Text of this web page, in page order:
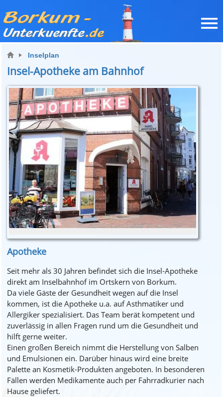
Inselplan
Insel-Apotheke am Bahnhof
Apotheke
Seit mehr als 30 Jahren befindet sich die Insel-Apotheke
direkt am Inselbahnhof im Ortskern von Borkum.
Da viele Gäste der Gesundheit wegen auf die Insel
kommen, ist die Apotheke u.a. auf Asthmatiker und
Allergiker spezialisiert. Das Team berät kompetent und
zuverlässig in allen Fragen rund um die Gesundheit und
hilft gerne weiter.
Einen großen Bereich nimmt die Herstellung von Salben
und Emulsionen ein. Darüber hinaus wird eine breite
Palette an Kosmetik-Produkten angeboten. In besonderen
Fällen werden Medikamente auch per Fahrradkurier nach
Hause geliefert.